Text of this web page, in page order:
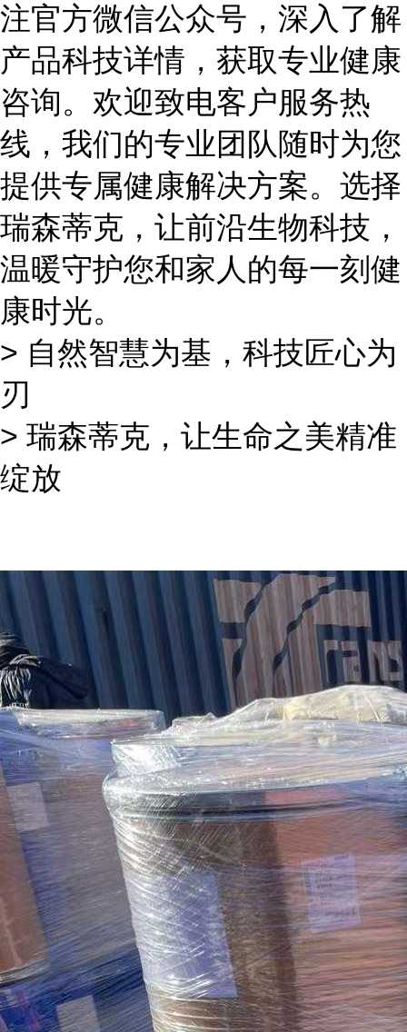
注官方微信公众号，深入了解
产品科技详情，获取专业健康
咨询。欢迎致电客户服务热
线，我们的专业团队随时为您
提供专属健康解决方案。选择
瑞森蒂克，让前沿生物科技，
温暖守护您和家人的每一刻健
康时光。
> 自然智慧为基，科技匠心为
刃
> 瑞森蒂克，让生命之美精准
绽放